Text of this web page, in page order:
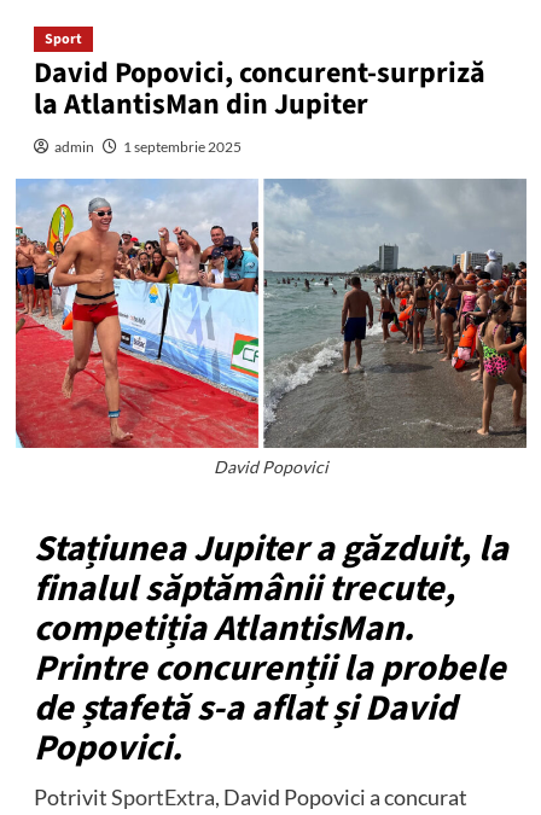
Sport
David Popovici, concurent-surpriză
la AtlantisMan din Jupiter
admin 1 septembrie 2025
David Popovici
Stațiunea Jupiter a găzduit, la
finalul săptămânii trecute,
competiția AtlantisMan.
Printre concurenții la probele
de ștafetă s-a aflat și David
Popovici.
PotrivitSportExtra, David Popovici a concurat